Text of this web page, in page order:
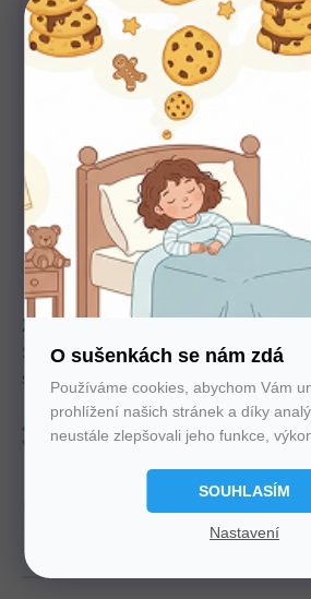
O sušenkách se nám zdá
Používáme cookies, abychom Vám
prohlížení našich stránek a díky
neustále zlepšovali jeho funkce,
SOUHLASÍM
Nastavení
Nechte nám na sebe číslo. Zavoláme
poradíme
U nás nakupujte bez
Autorizovaný prodejce všech
záruka. Záruční i pozáruční
Zdravotní matrace s výškou 23 cm a
Stretch. Aktivně regeneruje páteř a je
sportovce.
3
Tuhost
23 cm
Italský